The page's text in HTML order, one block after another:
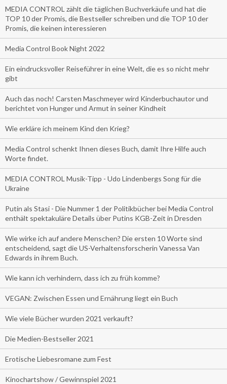
MEDIA CONTROL zählt die täglichen Buchverkäufe und hat die
TOP 10 der Promis, die Bestseller schreiben und die TOP 10 der
Promis, die keinen interessieren
Media Control Book Night 2022
Ein eindrucksvoller Reiseführer in eine Welt, die es so nicht mehr
gibt
Auch das noch! Carsten Maschmeyer wird Kinderbuchautor und
berichtet von Hunger und Armut in seiner Kindheit
Wie erkläre ich meinem Kind den Krieg?
Media Control schenkt Ihnen dieses Buch, damit Ihre Hilfe auch
Worte findet.
MEDIA CONTROL Musik-Tipp - Udo Lindenbergs Song für die
Ukraine
Putin als Stasi - Die Nummer 1 der Politikbücher bei Media Control
enthält spektakuläre Details über Putins KGB-Zeit in Dresden
Wie wirke ich auf andere Menschen? Die ersten 10 Worte sind
entscheidend, sagt die US-Verhaltensforscherin Vanessa Van
Edwards in ihrem Buch.
Wie kann ich verhindern, dass ich zu früh komme?
VEGAN: Zwischen Essen und Ernährung liegt ein Buch
Wie viele Bücher wurden 2021 verkauft?
Die Medien-Bestseller 2021
Erotische Liebesromane zum Fest
Kinochartshow / Gewinnspiel 2021